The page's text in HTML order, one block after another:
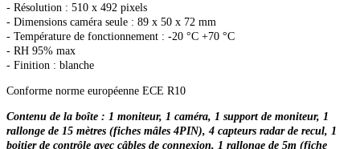
- Résolution : 510 x 492 pixels
- Dimensions caméra seule : 89 x 50 x 72 mm
- Température de fonctionnement : -20 °C +70 °C
- RH 95% max
- Finition : blanche
Conforme norme européenne ECE R10
Contenu de la boîte : 1 moniteur, 1 caméra, 1 support de moniteur, 1
rallonge de 15 mètres (fiches mâles 4PIN), 4 capteurs radar de recul, 1
boitier de contrôle avec câbles de connexion, 1 rallonge de 5m (fiche